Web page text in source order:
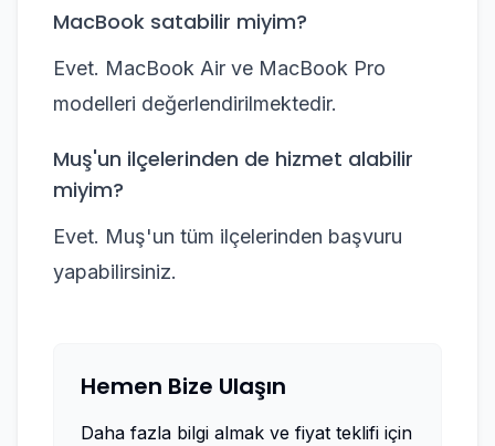
MacBook satabilir miyim?
Evet. MacBook Air ve MacBook Pro
modelleri değerlendirilmektedir.
Muş'un ilçelerinden de hizmet alabilir
miyim?
Evet. Muş'un tüm ilçelerinden başvuru
yapabilirsiniz.
Hemen Bize Ulaşın
Daha fazla bilgi almak ve fiyat teklifi için